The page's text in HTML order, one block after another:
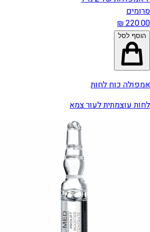
סרומים
הוסף לסל
אמפולה כוח לחות
לחות עוצמתית לעור צמא